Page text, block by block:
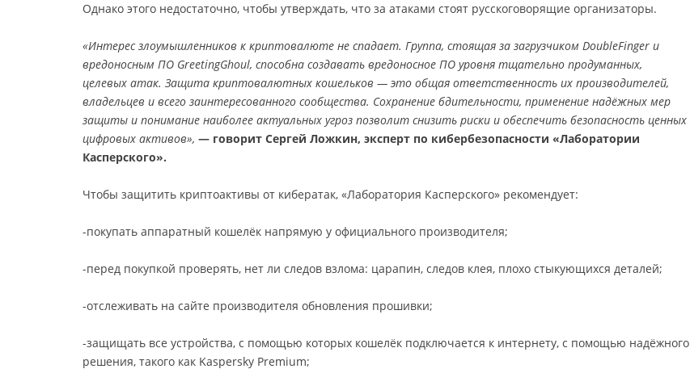
Однако этого недостаточно, чтобы утверждать, что за атаками стоят русскоговорящие организаторы.
«Интерес злоумышленников к криптовалюте не спадает. Группа, стоящая за загрузчиком DoubleFinger и
вредоносным ПО GreetingGhoul, способна создавать вредоносное ПО уровня тщательно продуманных,
целевых атак. Защита криптовалютных кошельков — это общая ответственность их производителей,
владельцев и всего заинтересованного сообщества. Сохранение бдительности, применение надёжных мер
защиты и понимание наиболее актуальных угроз позволит снизить риски и обеспечить безопасность ценных
цифровых активов», — говорит Сергей Ложкин, эксперт по кибербезопасности «Лаборатории
Касперского».
Чтобы защитить криптоактивы от кибератак, «Лаборатория Касперского» рекомендует:
-покупать аппаратный кошелёк напрямую у официального производителя;
-перед покупкой проверять, нет ли следов взлома: царапин, следов клея, плохо стыкующихся деталей;
-отслеживать на сайте производителя обновления прошивки;
-защищать все устройства, с помощью которых кошелёк подключается к интернету, с помощью надёжного
решения, такого как Kaspersky Premium;